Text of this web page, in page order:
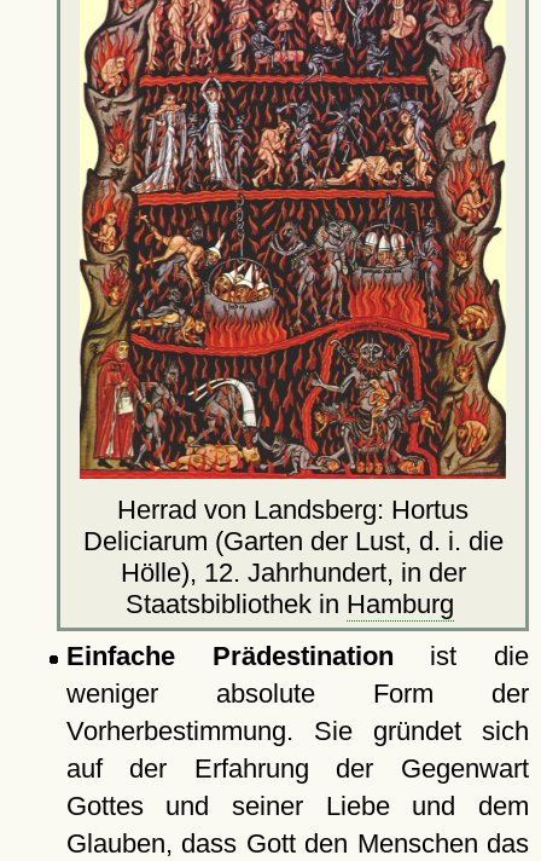
Herrad von Landsberg: Hortus
Deliciarum (Garten der Lust, d. i. die
Hölle), 12. Jahrhundert, in der
Staatsbibliothek in Hamburg
Einfache Prädestination ist die
weniger absolute Form der
Vorherbestimmung. Sie gründet sich
auf der Erfahrung der Gegenwart
Gottes und seiner Liebe und dem
Glauben, dass Gott den Menschen das